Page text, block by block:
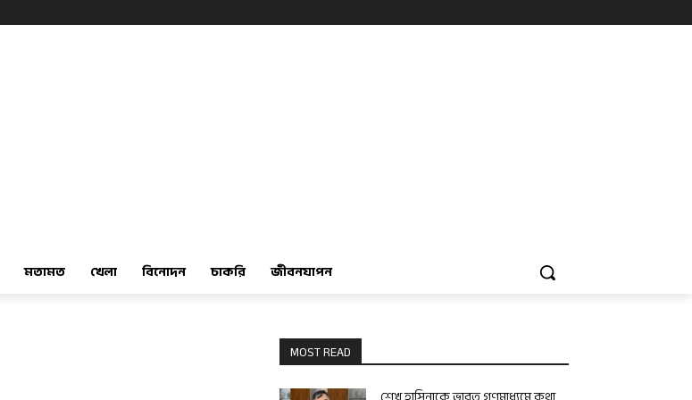
মতামত খেলা বিনোদন চাকরি জীবনযাপন
MOST READ